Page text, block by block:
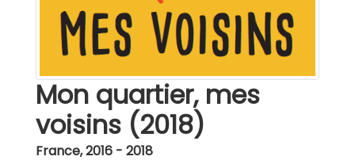
Mon quartier, mes
voisins (2018)
France,2016 - 2018